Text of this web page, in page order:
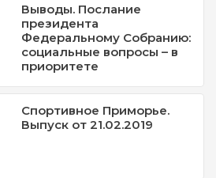
Выводы. Послание
президента
Федеральному Собранию:
социальные вопросы – в
приоритете
Спортивное Приморье.
Выпуск от 21.02.2019